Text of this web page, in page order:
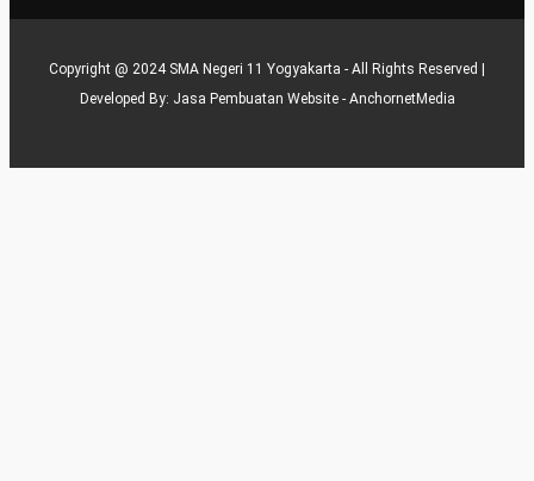
Copyright @ 2024 SMA Negeri 11 Yogyakarta - All Rights Reserved |
Developed By: Jasa Pembuatan Website - AnchornetMedia